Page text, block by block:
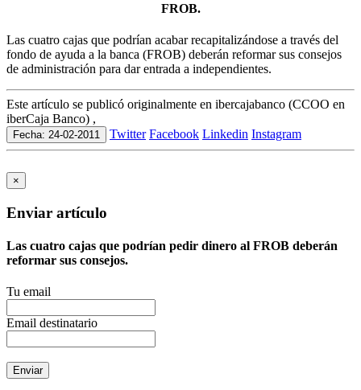
FROB.
Las cuatro cajas que podrían acabar recapitalizándose a través del
fondo de ayuda a la banca (FROB) deberán reformar sus consejos
de administración para dar entrada a independientes.
Este artículo se publicó originalmente en ibercajabanco (CCOO en
iberCaja Banco) ,
Fecha: 24-02-2011 Twitter Facebook Linkedin Instagram
×
Enviar artículo
Las cuatro cajas que podrían pedir dinero al FROB deberán
reformar sus consejos.
Tu email
Email destinatario
Enviar